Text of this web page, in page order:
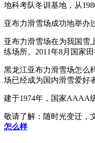
地科考队冬训基地，从
亚布力滑雪场成功地举办
亚布力滑雪场在为我国雪
练场所。2011年8月国家
黑龙江亚布力滑雪场怎么
场已经成为国内滑雪爱好
建于1974年，国家AAAA
敬请了解 ：随时光变迁
怎么样